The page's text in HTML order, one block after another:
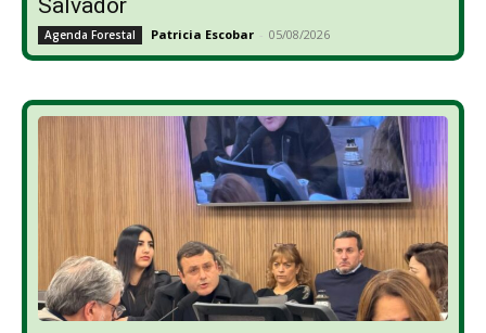
Agenda Forestal Patricia Escobar - 05/08/2026